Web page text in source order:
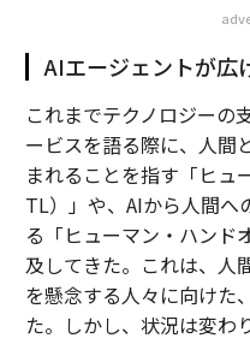
AIエージェントが広
これまでテクノロジーの
ービスを語る際に、人間
まれることを指す「ヒュ
TL）」や、AIから人間へ
る「ヒューマン・ハンド
及してきた。これは、人
を懸念する人々に向けた
た。しかし、状況は変わ